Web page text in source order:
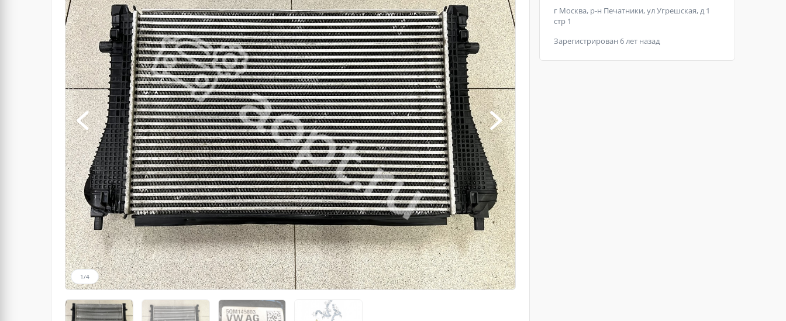
1/4
г Москва, р-н Печатники, ул Угрешская, д 1
стр 1
Зарегистрирован 6 лет назад